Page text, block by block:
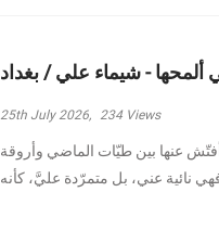
ألمحها - شيماء علي / بغداد
25th July 2026, 234Views
عنها بين طيّات الماضي وأروقة